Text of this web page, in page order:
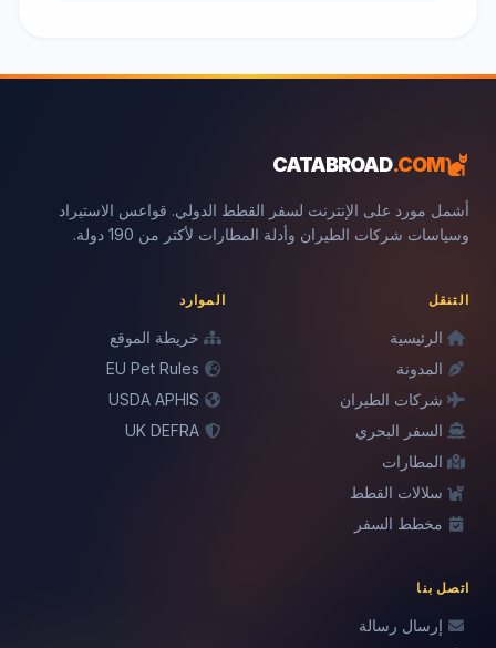
CATABROAD.COM
أشمل مورد على الإنترنت لسفر القطط الدولي. قواعس الاستيراد
وسياسات شركات الطيران وأدلة المطارات لأكثر من 190 دولة.
التنقل
الرئيسية
المدونة
شركات الطيران
السفر البحري
المطارات
سلالات القطط
مخطط السفر
الموارد
خريطة الموقع
اتصل بنا
إرسال رسالة